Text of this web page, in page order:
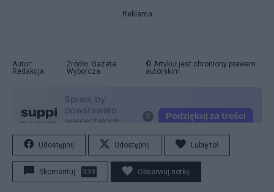
Reklama
Autor:
Redakcja
Źródło: Gazeta
Wyborcza
© Artykuł jest chroniony prawem
autorskim.
Udostępnij Udostępnij Lubię to!
Skomentuj 339 Obserwuj notkę